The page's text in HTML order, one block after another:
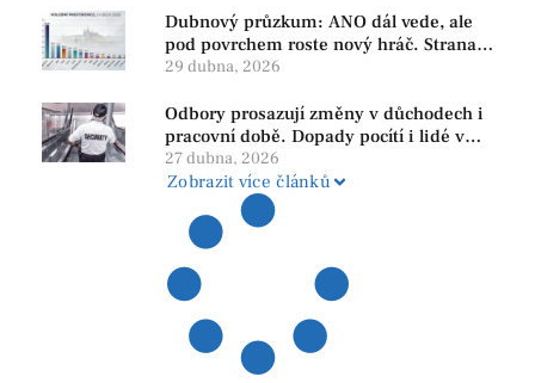
Dubnový průzkum: ANO dál vede, ale
pod povrchem roste nový hráč. Strana
PRO se drží nejvýš mezi menšími
29 dubna, 2026
Odbory prosazují změny v důchodech i
pracovní době. Dopady pocítí i lidé v
našem regionu
27 dubna, 2026
Zobrazit více článků